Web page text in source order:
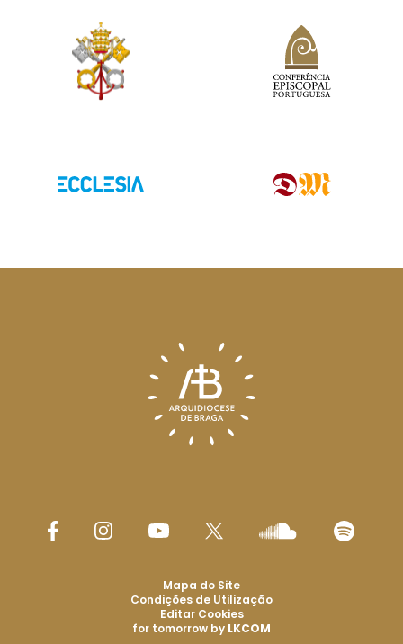
Mapa do Site
Condições de Utilização
Editar Cookies
for tomorrow by LKCOM